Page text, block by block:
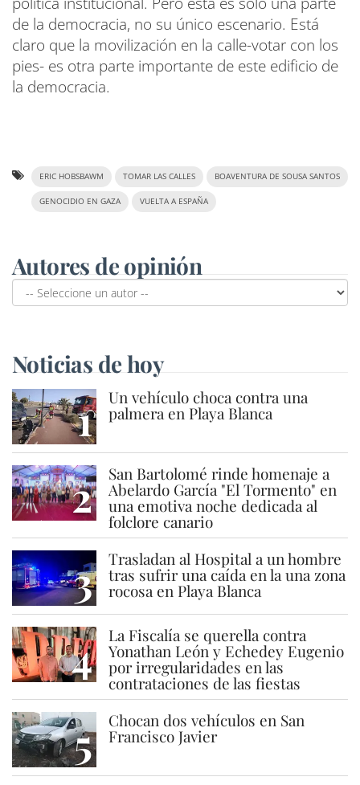
de la democracia, no su único escenario. Está
claro que la movilización en la calle-votar con los
pies- es otra parte importante de este edificio de
la democracia.
ERIC HOBSBAWM TOMAR LAS CALLES BOAVENTURA DE SOUSA SANTOS
GENOCIDIO EN GAZA VUELTA A ESPAÑA
Autores de opinión
Noticias de hoy
1 Un vehículo choca contra una
palmera en Playa Blanca
2 San Bartolomé rinde homenaje a
Abelardo García "El Tormento" en
una emotiva noche dedicada al
folclore canario
3 Trasladan al Hospital a un hombre
tras sufrir una caída en la una zona
rocosa en Playa Blanca
4 La Fiscalía se querella contra
Yonathan León y Echedey Eugenio
por irregularidades en las
contrataciones de las fiestas
5 Chocan dos vehículos en San
Francisco Javier